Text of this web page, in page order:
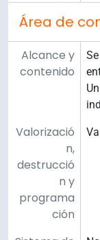
Área de
Alcance y
contenido
Valorizació
n,
destrucció
n y
programa
ción